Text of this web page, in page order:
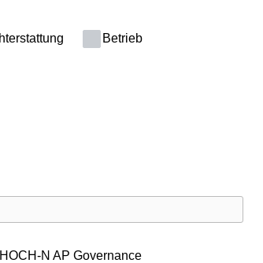
Betrieb
HOCH-N AP Governance